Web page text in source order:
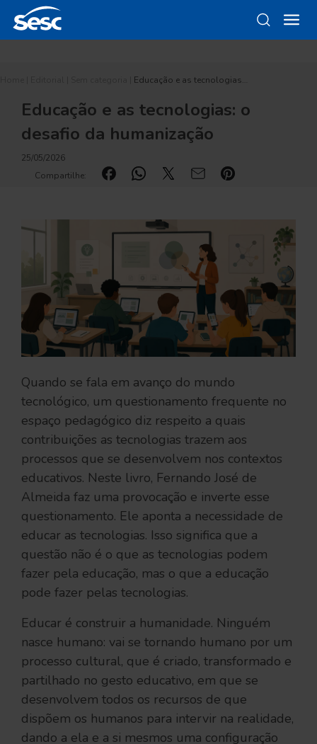
Educação e as tecnologias…
Educação e as tecnologias: o
desafio da humanização
25/05/2026
Compartilhe:
Quando se fala em avanço do mundo
tecnológico, um questionamento frequente no
espaço pedagógico diz respeito a quais
contribuições as tecnologias trazem aos
processos que se desenvolvem nos contextos
educativos. Neste livro, Fernando José de
Almeida faz uma provocação e inverte esse
questionamento. Ele aponta a necessidade de
educar as tecnologias. Isso significa que a
questão não é o que as tecnologias podem
fazer pela educação, mas o que a educação
pode fazer pelas tecnologias.
Educar é construir a humanidade. Ninguém
nasce humano: vai se tornando humano por um
processo cultural, que é criado, transformado e
partilhado no gesto educativo, em que se
desenvolvem todos os recursos de que
dispõem os humanos para intervir na realidade,
dando a ela e a si mesmos uma configuração